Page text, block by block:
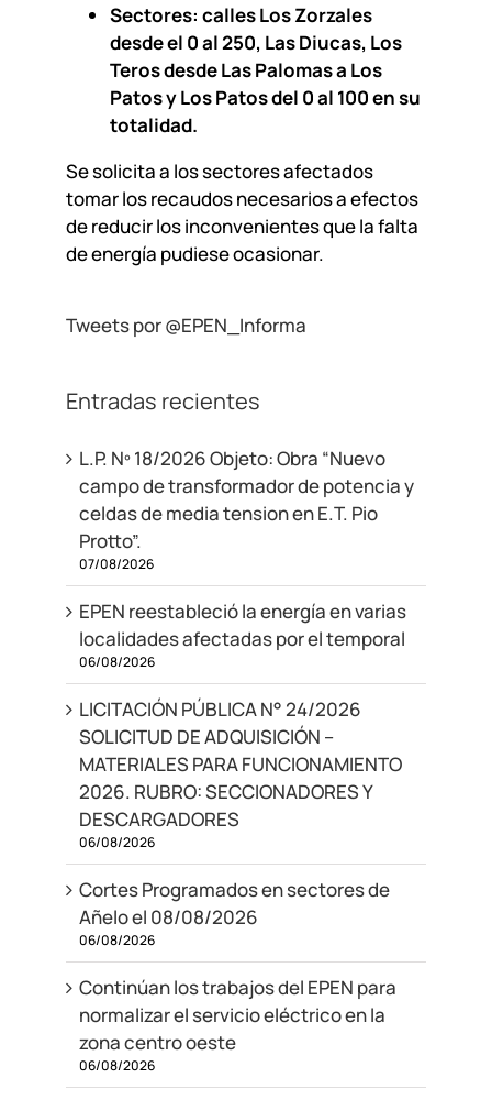
Sectores: calles Los Zorzales
desde el 0 al 250, Las Diucas, Los
Teros desde Las Palomas a Los
Patos y Los Patos del 0 al 100 en su
totalidad.
Se solicita a los sectores afectados
tomar los recaudos necesarios a efectos
de reducir los inconvenientes que la falta
de energía pudiese ocasionar.
Tweets por @EPEN_Informa
Entradas recientes
L.P. Nº 18/2026 Objeto: Obra “Nuevo
campo de transformador de potencia y
celdas de media tension en E.T. Pio
Protto”.
07/08/2026
EPEN reestableció la energía en varias
localidades afectadas por el temporal
06/08/2026
LICITACIÓN PÚBLICA N° 24/2026
SOLICITUD DE ADQUISICIÓN –
MATERIALES PARA FUNCIONAMIENTO
2026. RUBRO: SECCIONADORES Y
DESCARGADORES
06/08/2026
Cortes Programados en sectores de
Añelo el 08/08/2026
06/08/2026
Continúan los trabajos del EPEN para
normalizar el servicio eléctrico en la
zona centro oeste
06/08/2026